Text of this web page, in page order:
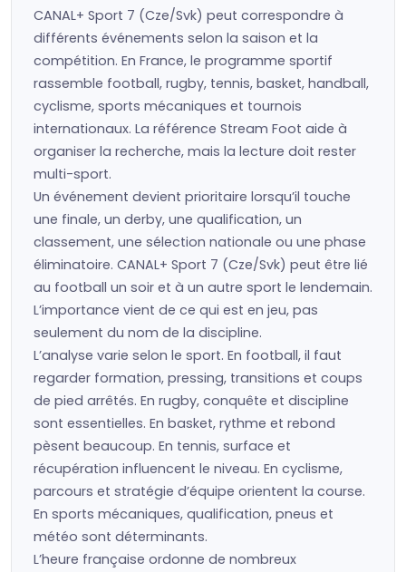
CANAL+ Sport 7 (Cze/Svk) peut correspondre à
différents événements selon la saison et la
compétition. En France, le programme sportif
rassemble football, rugby, tennis, basket, handball,
cyclisme, sports mécaniques et tournois
internationaux. La référence Stream Foot aide à
organiser la recherche, mais la lecture doit rester
multi-sport.
Un événement devient prioritaire lorsqu’il touche
une finale, un derby, une qualification, un
classement, une sélection nationale ou une phase
éliminatoire. CANAL+ Sport 7 (Cze/Svk) peut être lié
au football un soir et à un autre sport le lendemain.
L’importance vient de ce qui est en jeu, pas
seulement du nom de la discipline.
L’analyse varie selon le sport. En football, il faut
regarder formation, pressing, transitions et coups
de pied arrêtés. En rugby, conquête et discipline
sont essentielles. En basket, rythme et rebond
pèsent beaucoup. En tennis, surface et
récupération influencent le niveau. En cyclisme,
parcours et stratégie d’équipe orientent la course.
En sports mécaniques, qualification, pneus et
météo sont déterminants.
L’heure française ordonne de nombreux